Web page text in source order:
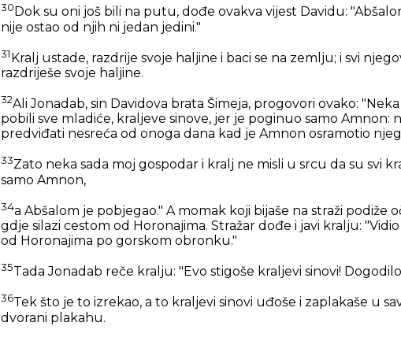
30 Dok su oni još bili na putu, dođe ovakva vijest Davidu:
nije ostao od njih ni jedan jedini."
31Kralj ustade, razdrije svoje haljine i baci se na zemlju; i svi
razdriješe svoje haljine.
32Ali Jonadab, sin Davidova brata Šimeja, progovori ovako:
pobili sve mladiće, kraljeve sinove, jer je poginuo samo Amnon:
predviđati nesreća od onoga dana kad je Amnon osramotio
33Zato neka sada moj gospodar i kralj ne misli u srcu da su svi
samo Amnon,
34a Abšalom je pobjegao." A momak koji bijaše na straži podiže
gdje silazi cestom od Horonajima. Stražar dođe i javi kralju:
od Horonajima po gorskom obronku."
35Tada Jonadab reče kralju: "Evo stigoše kraljevi sinovi!
36Tek što je to izrekao, a to kraljevi sinovi uđoše i zaplakaše u
dvorani plakahu.